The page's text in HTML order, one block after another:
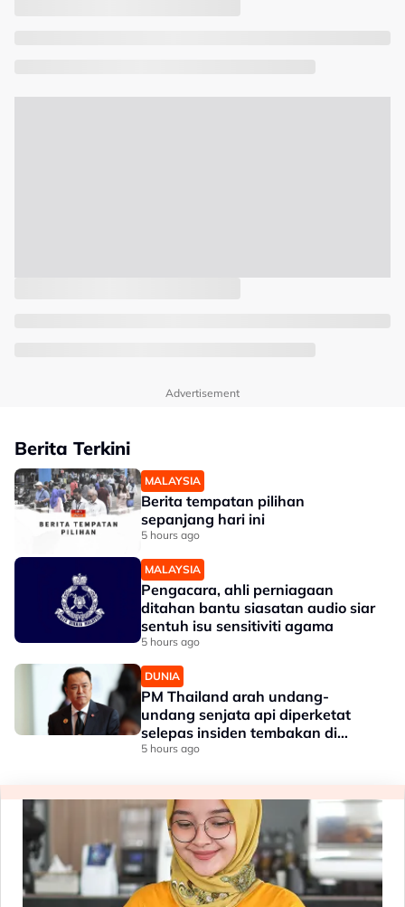
Advertisement
Berita Terkini
MALAYSIA
Berita tempatan pilihan
sepanjang hari ini
5 hours ago
MALAYSIA
Pengacara, ahli perniagaan
ditahan bantu siasatan audio siar
sentuh isu sensitiviti agama
5 hours ago
DUNIA
PM Thailand arah undang-
undang senjata api diperketat
selepas insiden tembakan di
sekolah
5 hours ago